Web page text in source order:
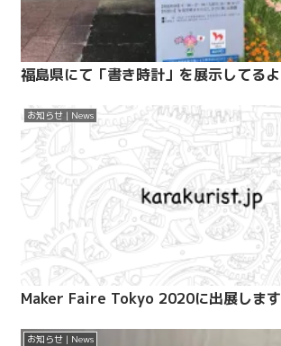
福島県にて「書き時計」を展示してるよ
お知らせ | News
Maker Faire Tokyo 2020に出展します
お知らせ | News